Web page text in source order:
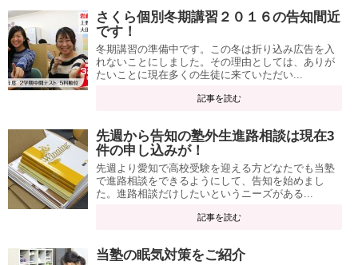
さくら個別冬期講習２０１６の告知間近
です！
冬期講習の準備中です。この冬は折り込み広告を入
れないことにしました。その理由としては、ありが
たいことに現在多くの生徒に来ていただい...
記事を読む
先週から告知の塾外生進路相談は現在3
件の申し込みが！
先週より愛知で高校受験を迎える方どなたでも当塾
で進路相談をできるようにして、告知を始めまし
た。進路相談だけしたいというニーズがある...
記事を読む
当塾の眠気対策をご紹介